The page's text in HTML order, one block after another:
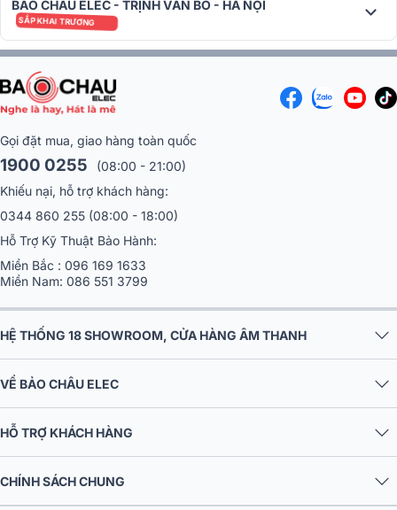
Chất liệu: Matte gray - GM5
Gain: 0.8
Chiều cao (A): 2240 mm
Chiều dài (L): 4184 mm
Trọng lượng: 29.7 kg
Màn hình máy chiếu Grandview HT-MI100 – GM thực sự là sự lựa
chọn hoàn hảo cho giải trí gia đình, phòng họp công ty, du lịch dã
thành rẻ nhất thị trường, đảm bảo hàng chính hãng tại
Elec.
Tổng hợp các mẫu máy chiếu chính hãng,
hiện đại nhất
Nếu bạn vẫn còn phân vân về địa chỉ tin cậy
để mua được sản phẩm máy chiếu chính
đến ngay với Hệ thống thiết bị chính hãng uy
tín hàng đầu Việt Nam - Bảo Châu Elec. Click
để tham khảo.
BẢO CHÂU ELEC - TRỊNH VĂN BÔ - HÀ NỘI
SẮP KHAI TRƯƠNG
Gọi đặt mua, giao hàng toàn quốc
1900 0255
(08:00 - 21:00)
Khiếu nại, hỗ trợ khách hàng:
0344 860 255 (08:00 - 18:00)
Hỗ Trợ Kỹ Thuật Bảo Hành:
Miền Bắc : 096 169 1633
Miền Nam: 086 551 3799
HỆ THỐNG 18 SHOWROOM, CỬA HÀNG ÂM THANH
VỀ BẢO CHÂU ELEC
HỖ TRỢ KHÁCH HÀNG
CHÍNH SÁCH CHUNG